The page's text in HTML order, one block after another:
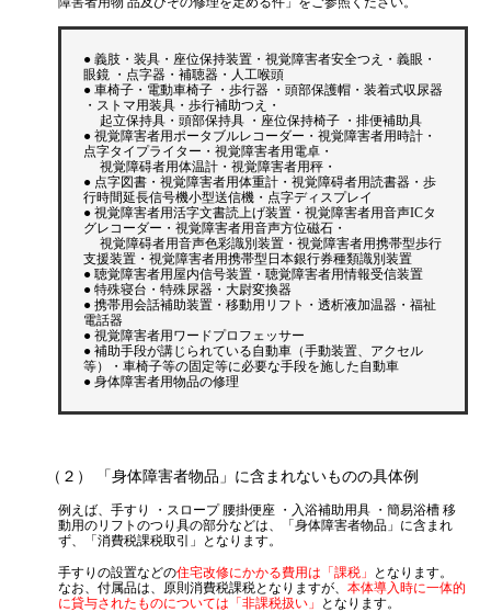
● 義肢・装具・座位保持装置・視覚障害者安全つえ・義眼・
眼鏡 ・点字器・補聴器・人工喉頭
● 車椅子・電動車椅子 ・歩行器 ・頭部保護帽・装着式収尿器
・ストマ用装具・歩行補助つえ・
起立保持具・頭部保持具 ・座位保持椅子 ・排便補助具
● 視覚障害者用ポータブルレコーダー・視覚障害者用時計・
点字タイプライター・視覚障害者用電卓・
視覚障碍者用体温計・視覚障害者用秤・
● 点字図書・視覚障害者用体重計・視覚障碍者用読書器・歩
行時間延長信号機小型送信機・点字ディスプレイ
● 視覚障害者用活字文書読上げ装置・視覚障害者用音声ICタ
グレコーダー・視覚障害者用音声方位磁石・
視覚障碍者用音声色彩識別装置・視覚障害者用携帯型歩行
支援装置・視覚障害者用携帯型日本銀行券種類識別装置
● 聴覚障害者用屋内信号装置・聴覚障害者用情報受信装置
● 特殊寝台・特殊尿器・大尉変換器
● 携帯用会話補助装置・移動用リフト・透析液加温器・福祉
電話器
● 視覚障害者用ワードプロフェッサー
● 補助手段が講じられている自動車（手動装置、アクセル
等）・車椅子等の固定等に必要な手段を施した自動車
● 身体障害者用物品の修理
（２） 「身体障害者物品」に含まれないものの具体例
例えば、手すり ・スロープ 腰掛便座 ・入浴補助用具 ・簡易浴槽 移
動用のリフトのつり具の部分などは、「身体障害者物品」に含まれ
ず、「消費税課税取引」となります。
手すりの設置などの住宅改修にかかる費用は「課税」
となります。
なお、付属品は、原則消費税課税となりますが、 本体導入時に一体的
に貸与されたものについては「非課税扱い」
となります。